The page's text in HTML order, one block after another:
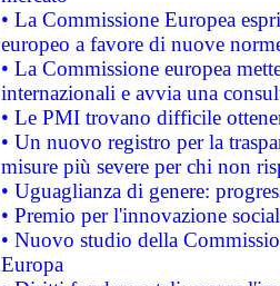
• La Commissione Europea
europeo a favore di nuove
• La Commissione europea
internazionali e avvia una
• Le PMI trovano difficile
• Un nuovo registro per la
misure più severe per chi non
• Uguaglianza di genere:
• Premio per l'innovazione
• Nuovo studio della
Europa